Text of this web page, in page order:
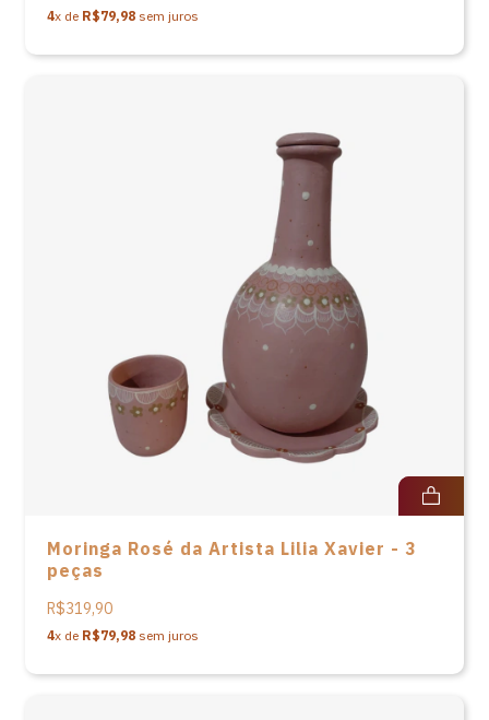
4x de R$79,98 sem juros
Moringa Rosé da Artista Lilia Xavier - 3
peças
R$319,90
4x de R$79,98 sem juros